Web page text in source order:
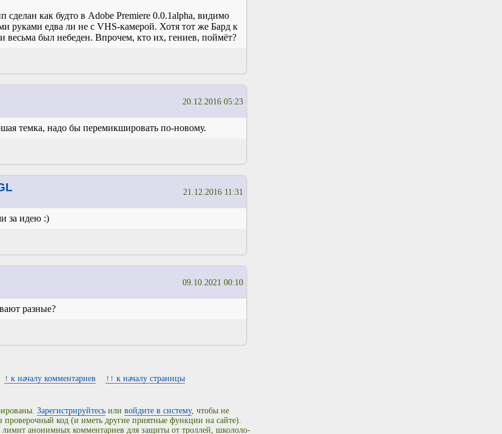
сделан как будто в Adobe Premiere 0.0.1alpha, видимо
руками едва ли не с VHS-камерой. Хотя тот же Бард к
весьма был небеден. Впрочем, кто их, гениев, поймёт?
20.12.2016 05:23
темка, надо бы перемикшировать по-новому.
21.12.2016 11:31
за идею :)
09.10.2021 00:10
разные?
↑ к началу комментариев ↑↑ к началу страницы
Зарегистрируйтесь иливойдите в систему, чтобы не
проверочный код (и иметь другие приятные функции на сайте).
лимит анонимных комментариев для защиты от троллей, школоло-